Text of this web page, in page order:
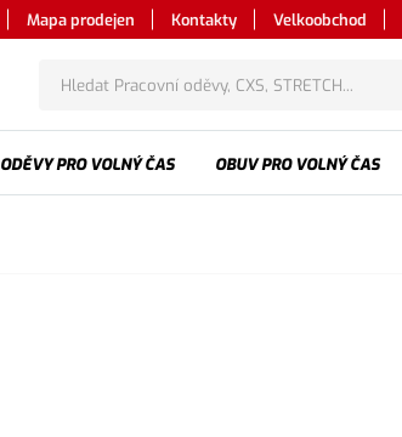
Mapa prodejen Kontakty Velkoobchod
ODĚVY PRO VOLNÝ ČAS OBUV PRO VOLNÝ ČAS